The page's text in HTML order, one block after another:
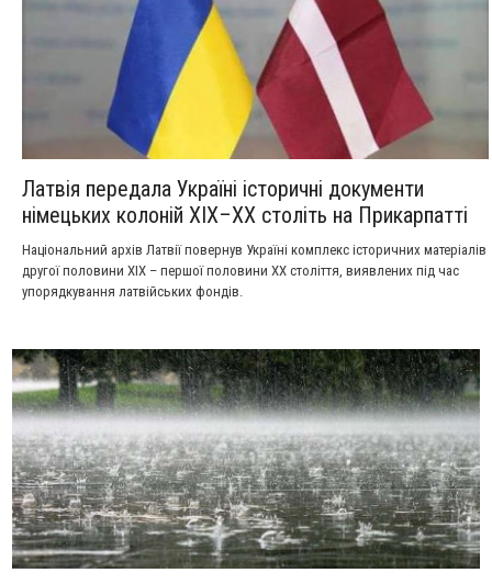
Латвія передала Україні історичні документи
німецьких колоній XIX–XX століть на Прикарпатті
Національний архів Латвії повернув Україні комплекс історичних матеріалів
другої половини XIX – першої половини XX століття, виявлених під час
упорядкування латвійських фондів.